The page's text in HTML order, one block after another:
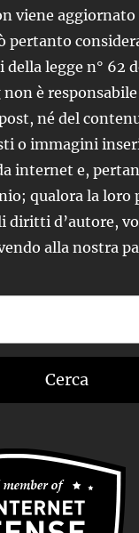
viene aggiornato
pertanto
legge n° 62
non è
né del
o immagini
internet e,
qualora la loro
diritti d’autore,
alla nostra